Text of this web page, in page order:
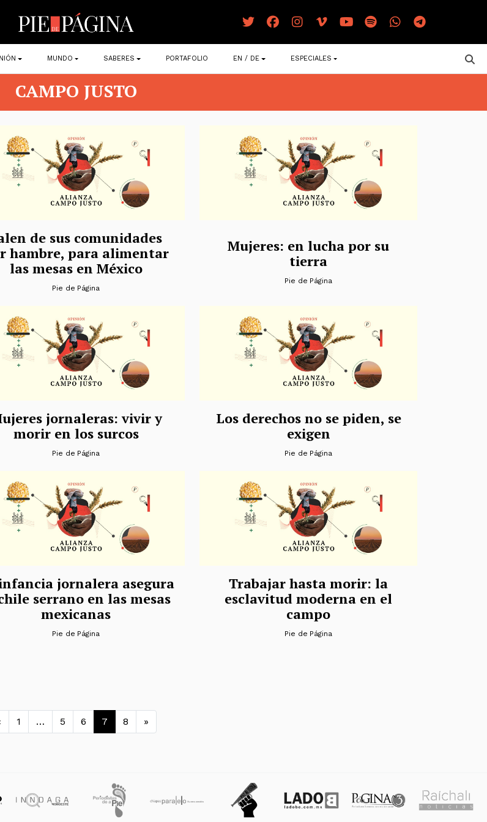
MUNDO SABERES PORTAFOLIO EN / DE ESPECIALES
CAMPO JUSTO
de sus comunidades
hambre, para alimentar
las mesas en México
Pie de Página
Mujeres: en lucha por su
tierra
Pie de Página
jornaleras: vivir y
morir en los surcos
Pie de Página
Los derechos no se piden, se
exigen
Pie de Página
jornalera asegura
serrano en las mesas
mexicanas
Pie de Página
Trabajar hasta morir: la
esclavitud moderna en el
campo
Pie de Página
de entradas
1 … 5 6 7 8 »